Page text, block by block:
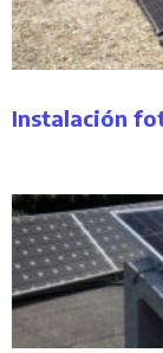
Instalación